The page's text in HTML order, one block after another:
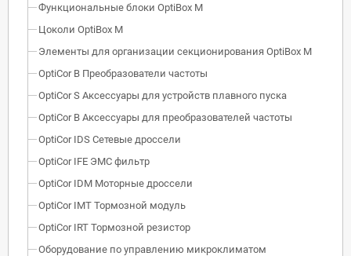
Функциональные блоки OptiBox M
Цоколи OptiBox M
Элементы для организации секционирования OptiBox M
OptiCor B Преобразователи частоты
OptiCor S Аксессуары для устройств плавного пуска
OptiCor B Аксессуары для преобразователей частоты
OptiCor IDS Сетевые дроссели
OptiCor IFE ЭМС фильтр
OptiCor IDM Моторные дроссели
OptiCor IМТ Тормозной модуль
OptiCor IRT Тормозной резистор
Оборудование по управлению микроклиматом